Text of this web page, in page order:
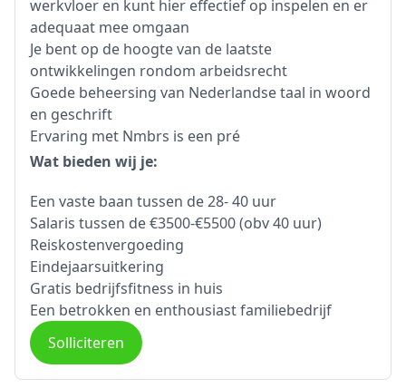
werkvloer en kunt hier effectief op inspelen en er
adequaat mee omgaan
Je bent op de hoogte van de laatste
ontwikkelingen rondom arbeidsrecht
Goede beheersing van Nederlandse taal in woord
en geschrift
Ervaring met Nmbrs is een pré
Wat bieden wij je:
Een vaste baan tussen de 28- 40 uur
Salaris tussen de €3500-€5500 (obv 40 uur)
Reiskostenvergoeding
Eindejaarsuitkering
Gratis bedrijfsfitness in huis
Een betrokken en enthousiast familiebedrijf
Solliciteren